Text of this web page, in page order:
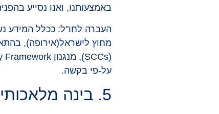
באמצעותנו, ואנו נסייע
העברה לחו"ל: ככלל המידע
על-פי בקשה.
5. בינה מלאכותית ועיבוד אוטומטי